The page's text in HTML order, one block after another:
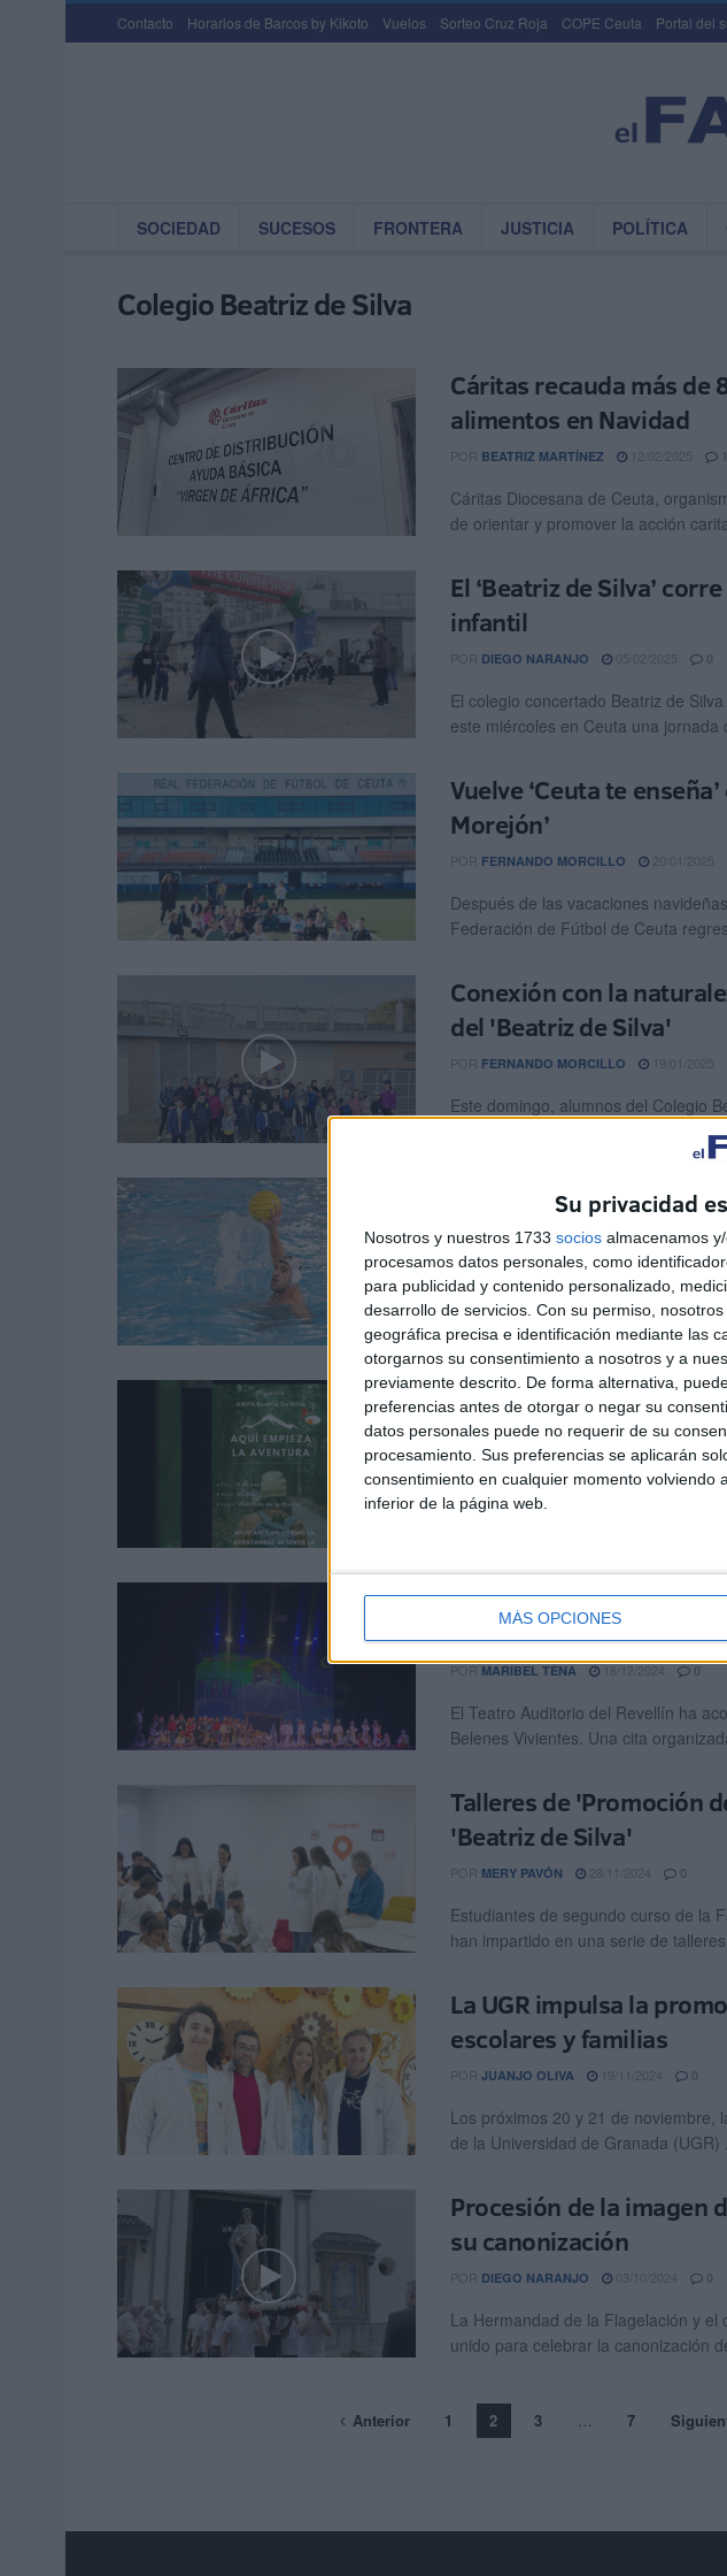
Su privacidad
Nosotros y nuestros 1733 socios almacenamos
procesamos datos personales, como
para publicidad y contenido personalizado,
desarrollo de servicios. Con su permiso,
geográfica precisa e identificación mediante las
otorgarnos su consentimiento a nosotros y a
previamente descrito. De forma alternativa,
preferencias antes de otorgar o negar su
datos personales puede no requerir de su
procesamiento. Sus preferencias se aplicarán
consentimiento en cualquier momento volviendo
inferior de la página web.
MÁS OPCIONES
Contacto Horarios de Barcos by Kikoto Vuelos Sorteo Cruz Roja COPE Ceuta Portal del
SOCIEDAD SUCESOS FRONTERA JUSTICIA POLÍTICA
Colegio Beatriz de Silva
Cáritas recauda más de
alimentos en Navidad
POR BEATRIZ MARTÍNEZ 1
Cáritas Diocesana de Ceuta,
de orientar y promover la acción
El ‘Beatriz de Silva’
infantil
POR DIEGO NARANJO 0
El colegio concertado Beatriz de
este miércoles en Ceuta una jornada
Vuelve ‘Ceuta te
Morejón’
POR FERNANDO MORCILLO
Después de las vacaciones
Federación de Fútbol de Ceuta
Conexión con la
del 'Beatriz de Silva'
POR FERNANDO MORCILLO
Este domingo, alumnos del Colegio
celebrado una ruta senderista que
Agenda del fin de
actividades deportivas
POR MARÍA GARCÍA 17/01/2025 0
Como cada fin de semana, los
vuelven a la acción en sus
La AMPA del Beatriz de
marcha este domingo
FERNANDO MORCILLO
La Asociación de Madres y Padres de
Los escolares ponen en
Navidad
POR MARIBEL TENA 18/12/2024 0
El Teatro Auditorio del Revellín ha
Belenes Vivientes. Una cita
Talleres de 'Promoción
'Beatriz de Silva'
POR MERY PAVÓN 0
Estudiantes de segundo curso de la
han impartido en una serie de
La UGR impulsa la
escolares y familias
POR JUANJO OLIVA 0
Los próximos 20 y 21 de noviembre,
de la Universidad de Granada (UGR)
Procesión de la imagen
su canonización
POR DIEGO NARANJO 0
La Hermandad de la Flagelación y el
unido para celebrar la canonización
Anterior 1 2 3 … 7